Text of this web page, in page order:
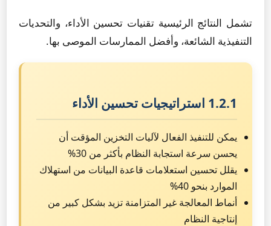
تشمل النتائج الرئيسية تقنيات تحسين الأداء، والتحديات
التنفيذية الشائعة، وأفضل الممارسات الموصى بها.
1.2.1 استراتيجيات تحسين الأداء
يمكن للتنفيذ الفعال لآليات التخزين المؤقت أن
يحسن سرعة استجابة النظام بأكثر من 30%
يقلل تحسين استعلامات قاعدة البيانات من استهلاك
الموارد بنحو 40%
أنماط المعالجة غير المتزامنة تزيد بشكل كبير من
إنتاجية النظام